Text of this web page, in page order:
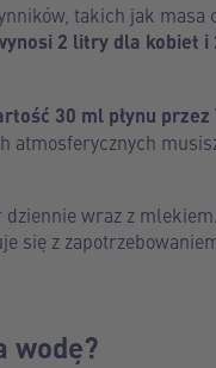
takich jak masa
2 litry dla kobiet
30 ml płynu przez
atmosferycznych
wraz z
się z
wodę?